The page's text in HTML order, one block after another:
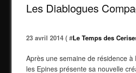
Les Diablogues
23 avril 2014 ( #Le Temps des
Après une semaine de résidence
les Epines présente sa nouvelle